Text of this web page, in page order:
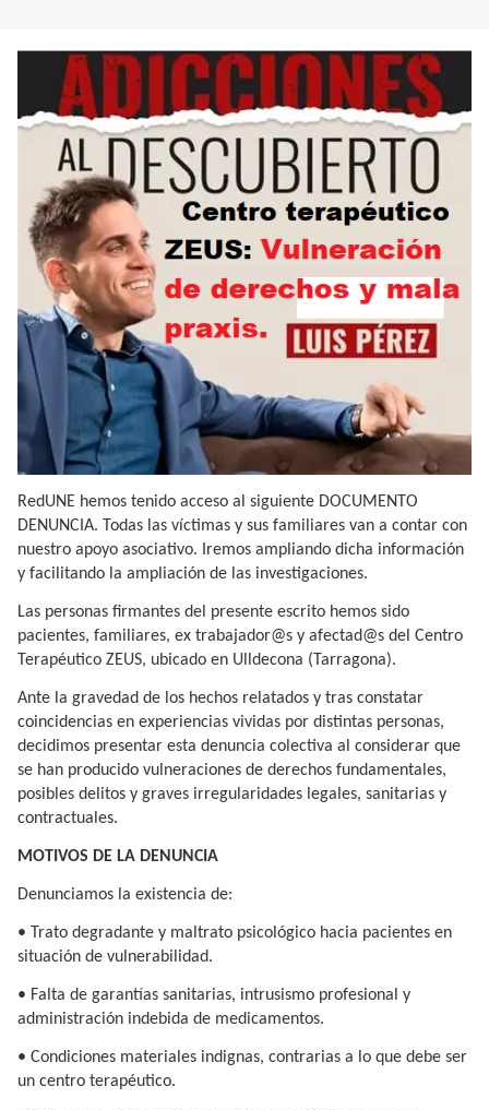
RedUNE hemos tenido acceso al siguiente DOCUMENTO
DENUNCIA. Todas las víctimas y sus familiares van a contar con
nuestro apoyo asociativo. Iremos ampliando dicha información
y facilitando la ampliación de las investigaciones.
Las personas firmantes del presente escrito hemos sido
pacientes, familiares, ex trabajador@s y afectad@s del Centro
Terapéutico ZEUS, ubicado en Ulldecona (Tarragona).
Ante la gravedad de los hechos relatados y tras constatar
coincidencias en experiencias vividas por distintas personas,
decidimos presentar esta denuncia colectiva al considerar que
se han producido vulneraciones de derechos fundamentales,
posibles delitos y graves irregularidades legales, sanitarias y
contractuales.
MOTIVOS DE LA DENUNCIA
Denunciamos la existencia de:
• Trato degradante y maltrato psicológico hacia pacientes en
situación de vulnerabilidad.
• Falta de garantías sanitarias, intrusismo profesional y
administración indebida de medicamentos.
• Condiciones materiales indignas, contrarias a lo que debe ser
un centro terapéutico.